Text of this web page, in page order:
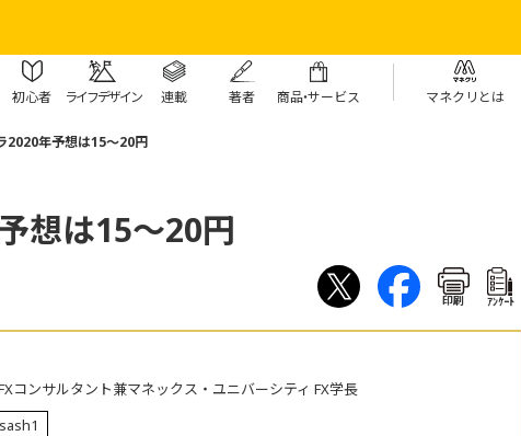
初心者 ライフデザイン 連載 著者 商品・サービス マネクリとは
2020年予想は15～20円
想は15～20円
印刷 ｱﾝｹｰﾄ
コンサルタント兼マネックス・ユニバーシティ FX学長